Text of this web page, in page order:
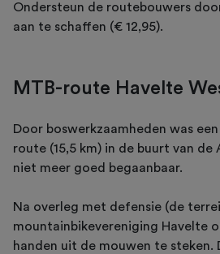
Ondersteun de routebouwers
aan te schaffen (€ 12,95).
MTB-route Havelte
Door boswerkzaamheden was
route (15,5 km) in de buurt van de
niet meer goed begaanbaar.
Na overleg met defensie (de
mountainbikevereniging Havelte
handen uit de mouwen te steken.